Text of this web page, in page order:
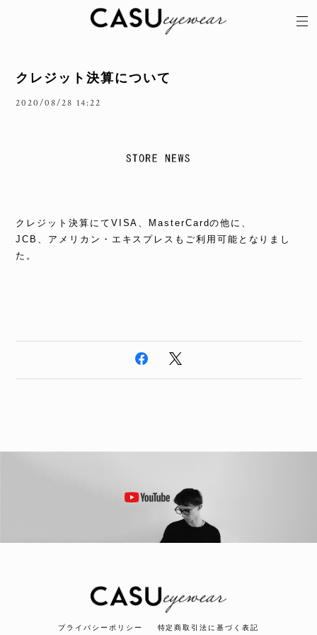
クレジット決算について
2020/08/28 14:22
クレジット決算にてVISA、MasterCardの他に、
JCB、アメリカン・エキスプレスもご利用可能となりまし
た。
プライバシーポリシー 特定商取引法に基づく表記